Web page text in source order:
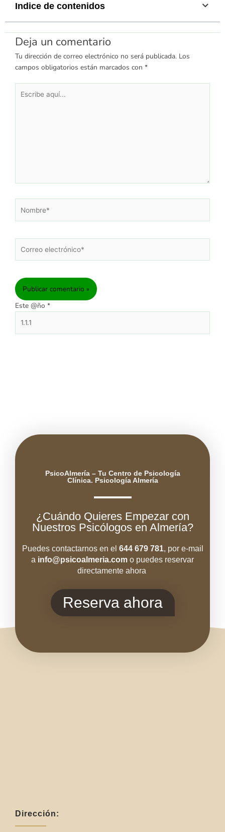
Indice de contenidos
Deja un comentario
Tu dirección de correo electrónico no será publicada. Los
campos obligatorios están marcados con *
aquí...
electrónico*
Este @ño *
PsicoAlmería – Tu Centro de Psicología
Clínica. Psicología Almería
¿Cuándo Quieres Empezar con
Nuestros Psicólogos en Almería?
Puedes contactarnos en el 644 679 781, por e-mail
a info@psicoal meria.com o puedes reservar
directamente ahora
Reserva ahora
Dirección: